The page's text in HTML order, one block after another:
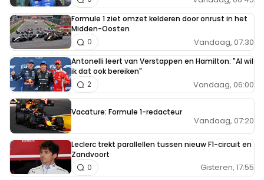
Formule 1 ziet omzet kelderen door onrust in het
Midden-Oosten
Vandaag, 07:30
0
Antonelli leert van Verstappen en Hamilton: "Al wil
ik dat ook bereiken"
Vandaag, 06:00
2
Vacature: Formule 1-redacteur
Vandaag, 07:20
Leclerc trekt parallellen tussen nieuw F1-circuit en
Zandvoort
Gisteren, 17:55
0